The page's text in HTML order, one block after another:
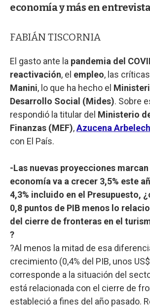
economía y más en
FABIÁN TISCORNIA
El gasto ante la pandemia del
reactivación, el empleo, las
Manini, lo que ha hecho el
Desarrollo Social (Mides). Sobre
respondió la titular del Ministerio
Finanzas (MEF),Azucena
con El País.
-Las nuevas proyecciones marcan
economía va a crecer 3,5% este
4,3% incluido en el Presupuesto,
0,8 puntos de PIB menos lo
del cierre de fronteras en el
?
?Al menos la mitad de esa
crecimiento (0,4% del PIB, unos
corresponde a la situación del
está relacionada con el cierre de
estableció a fines del año pasado.